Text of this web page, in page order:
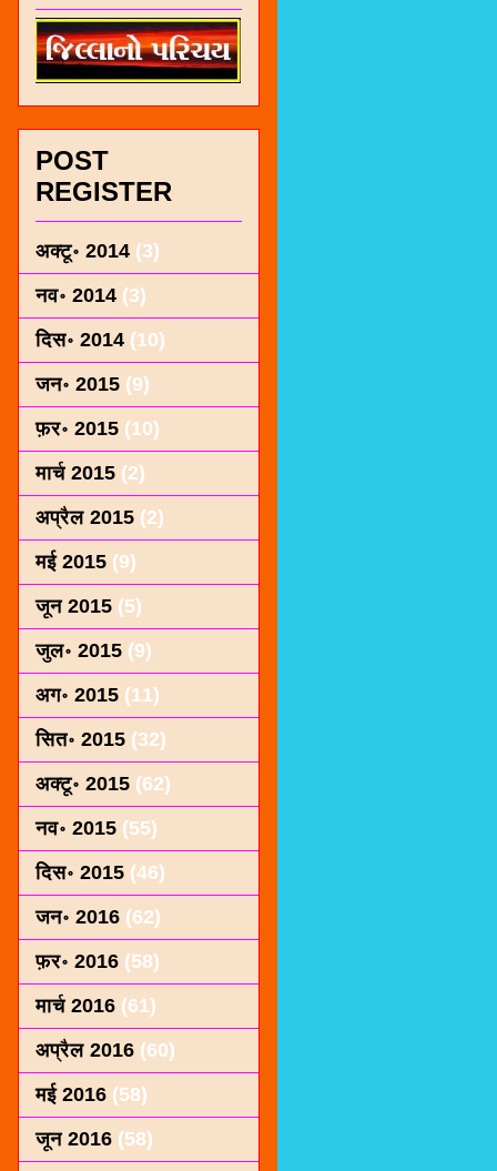
POST
REGISTER
अक्टू॰ 2014 (3)
नव॰ 2014 (3)
दिस॰ 2014 (10)
जन॰ 2015 (9)
फ़र॰ 2015 (10)
मार्च 2015 (2)
अप्रैल 2015 (2)
मई 2015 (9)
जून 2015 (5)
जुल॰ 2015 (9)
अग॰ 2015 (11)
सित॰ 2015 (32)
अक्टू॰ 2015 (62)
नव॰ 2015 (55)
दिस॰ 2015 (46)
जन॰ 2016 (62)
फ़र॰ 2016 (58)
मार्च 2016 (61)
अप्रैल 2016 (60)
मई 2016 (58)
जून 2016 (58)